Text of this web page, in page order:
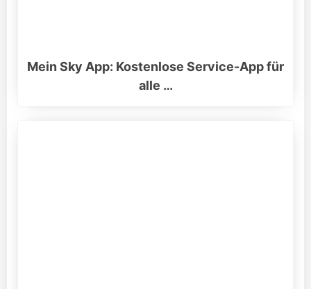
Mein Sky App: Kostenlose Service-App für
alle …